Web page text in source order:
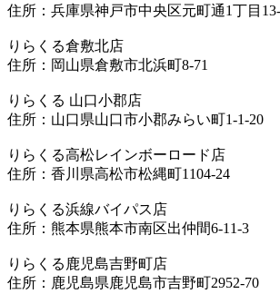
住所：兵庫県神戸市中央区元町通1丁目
りらくる倉敷北店
住所：岡山県倉敷市北浜町8-71
りらくる 山口小郡店
住所：山口県山口市小郡みらい町1-1-20
りらくる高松レインボーロード店
住所：香川県高松市松縄町1104-24
りらくる浜線バイパス店
住所：熊本県熊本市南区出仲間6-11-3
りらくる鹿児島吉野町店
住所：鹿児島県鹿児島市吉野町2952-70